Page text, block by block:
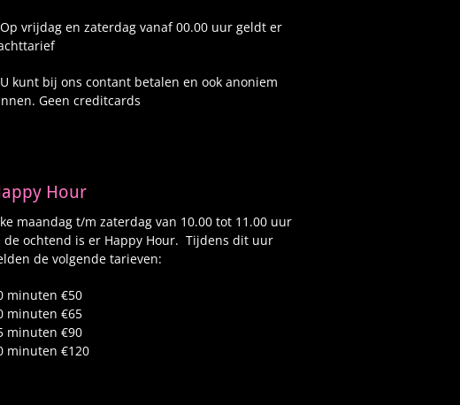
vrijdag en zaterdag vanaf 00.00 uur geldt er
kunt bij ons contant betalen en ook anoniem
Geen creditcards
Hour
maandag t/m zaterdag van 10.00 tot 11.00 uur
de ochtend is er Happy Hour. Tijdens dit uur
de volgende tarieven:
minuten €50
minuten €65
minuten €90
minuten €120